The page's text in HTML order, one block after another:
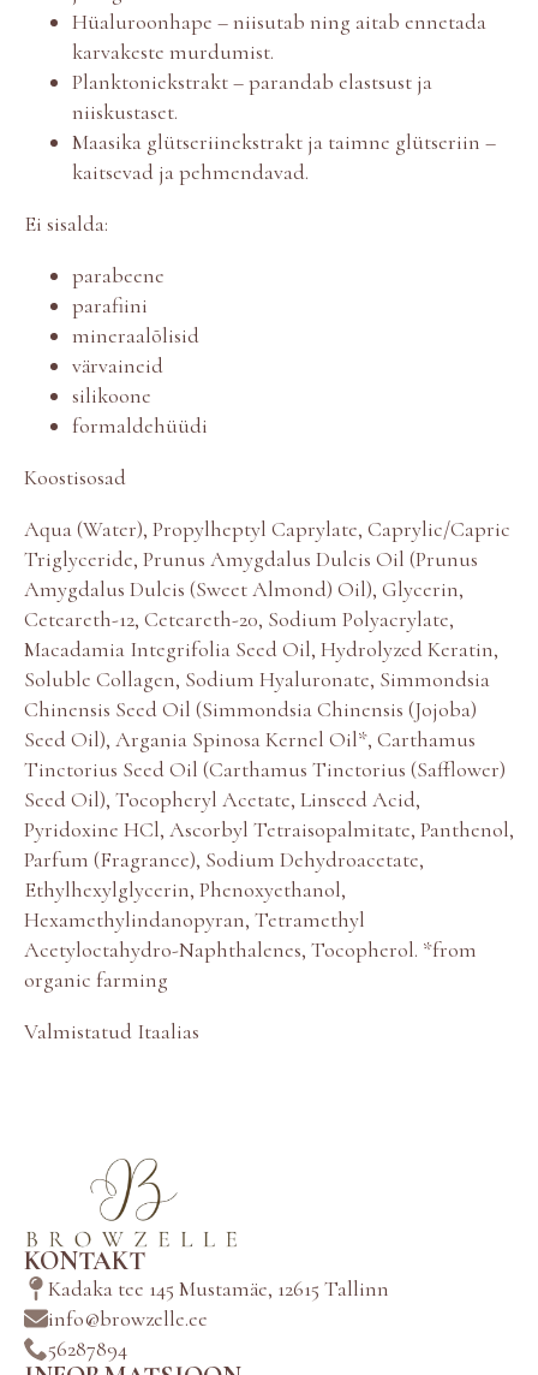
Hüaluroonhape – niisutab ning aitab ennetada
karvakeste murdumist.
Planktoniekstrakt – parandab elastsust ja
niiskustaset.
Maasika glütseriinekstrakt ja taimne glütseriin –
kaitsevad ja pehmendavad.
Ei sisalda:
parabeene
parafiini
mineraalõlisid
värvaineid
silikoone
formaldehüüdi
Koostisosad
Aqua (Water), Propylheptyl Caprylate, Caprylic/Capric
Triglyceride, Prunus Amygdalus Dulcis Oil (Prunus
Amygdalus Dulcis (Sweet Almond) Oil), Glycerin,
Ceteareth-12, Ceteareth-20, Sodium Polyacrylate,
Macadamia Integrifolia Seed Oil, Hydrolyzed Keratin,
Soluble Collagen, Sodium Hyaluronate, Simmondsia
Chinensis Seed Oil (Simmondsia Chinensis (Jojoba)
Seed Oil), Argania Spinosa Kernel Oil*, Carthamus
Tinctorius Seed Oil (Carthamus Tinctorius (Safflower)
Seed Oil), Tocopheryl Acetate, Linseed Acid,
Pyridoxine HCl, Ascorbyl Tetraisopalmitate, Panthenol,
Parfum (Fragrance), Sodium Dehydroacetate,
Ethylhexylglycerin, Phenoxyethanol,
Hexamethylindanopyran, Tetramethyl
Acetyloctahydro-Naphthalenes, Tocopherol. *from
organic farming
Valmistatud Itaalias
KONTAKT
Kadaka tee 145 Mustamäe, 12615 Tallinn
info@browzelle.ee
56287894